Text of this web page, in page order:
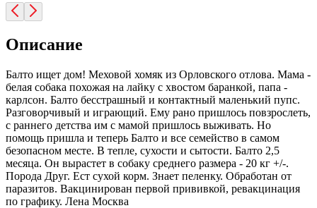
Описание
Балто ищет дом! Меховой хомяк из Орловского отлова. Мама -
белая собака похожая на лайку с хвостом баранкой, папа -
карлсон. Балто бесстрашный и контактный маленький пупс.
Разговорчивый и играющий. Ему рано пришлось повзрослеть,
с раннего детства им с мамой пришлось выживать. Но
помощь пришла и теперь Балто и все семейство в самом
безопасном месте. В тепле, сухости и сытости. Балто 2,5
месяца. Он вырастет в собаку среднего размера - 20 кг +/-.
Порода Друг. Ест сухой корм. Знает пеленку. Обработан от
паразитов. Вакцинирован первой прививкой, ревакцинация
по графику. Лена Москва